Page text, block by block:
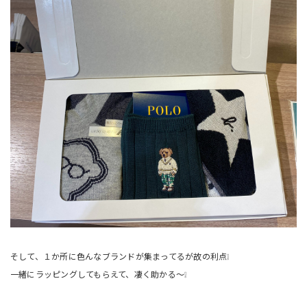
そして、１か所に色んなブランドが集まってるが故の利点❕
一緒にラッピングしてもらえて、凄く助かる～❕